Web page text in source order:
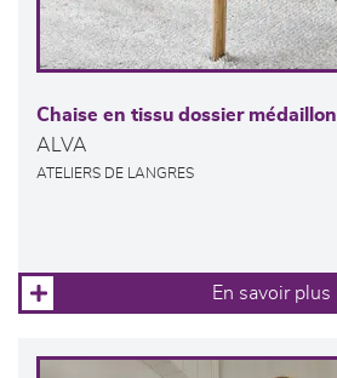
Chaise en tissu dossier médaillon
ALVA
ATELIERS DE LANGRES
En savoir plus